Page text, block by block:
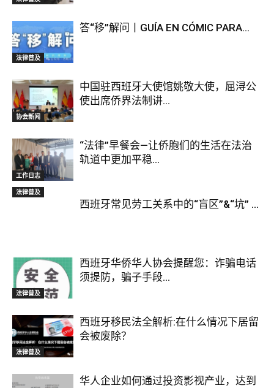
法律普及
答“移”解问丨GUÍA EN CÓMIC PARA...
协会新闻
中国驻西班牙大使馆姚敬大使，屈浔公
使出席侨界法制讲...
工作日志
“法律”早餐会—让侨胞们的生活在法治
轨道中更加平稳...
法律普及
西班牙常见劳工关系中的“盲区”&“坑” ...
法律普及
西班牙华侨华人协会提醒您：诈骗电话
须提防，骗子手段...
法律普及
西班牙移民法全解析:在什么情况下居留
会被废除？
华人企业如何通过投资影视产业，达到